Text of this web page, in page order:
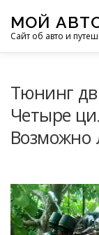
содержимому
МОЙ
Сайт об авто и
ФОТООТЧЕТЫ
Тюнинг
Четыре
Возможно